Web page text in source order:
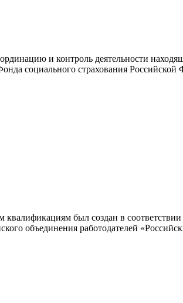
и контроль деятельности
социального страхования Российской
был создан в
объединения работодателей